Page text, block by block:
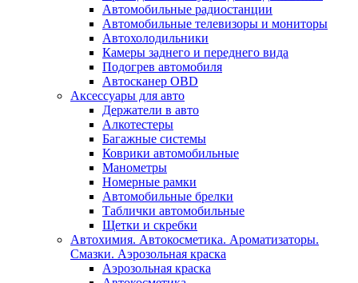
Автомобильные радиостанции
Автомобильные телевизоры и мониторы
Автохолодильники
Камеры заднего и переднего вида
Подогрев автомобиля
Автосканер OBD
Аксессуары для авто
Держатели в авто
Алкотестеры
Багажные системы
Коврики автомобильные
Манометры
Номерные рамки
Автомобильные брелки
Таблички автомобильные
Щетки и скребки
Автохимия. Автокосметика. Ароматизаторы.
Смазки. Аэрозольная краска
Аэрозольная краска